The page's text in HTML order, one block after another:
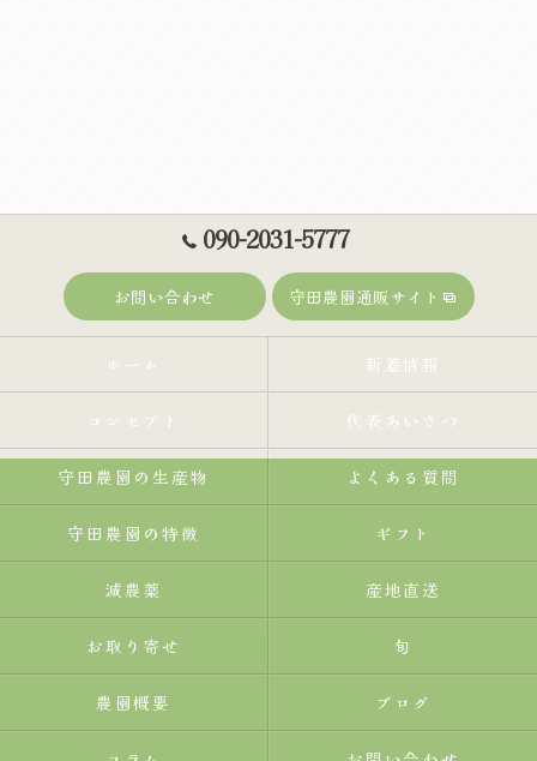
090-2031-5777
お問い合わせ 守田農園通販サイト
ホーム 新着情報
コンセプト 代表あいさつ
守田農園の生産物 よくある質問
守田農園の特徴 ギフト
減農薬 産地直送
お取り寄せ 旬
農園概要 ブログ